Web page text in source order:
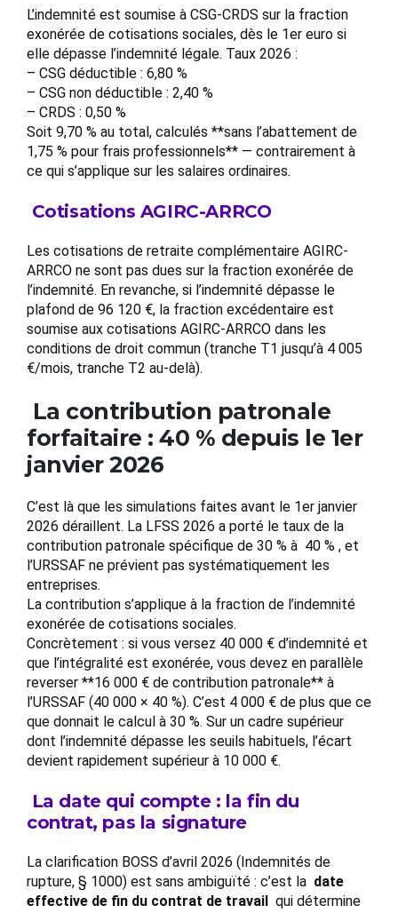
L’indemnité est soumise à CSG-CRDS sur la fraction
exonérée de cotisations sociales, dès le 1er euro si
elle dépasse l’indemnité légale. Taux 2026 :
– CSG déductible : 6,80 %
– CSG non déductible : 2,40 %
– CRDS : 0,50 %
Soit 9,70 % au total, calculés **sans l’abattement de
1,75 % pour frais professionnels** — contrairement à
ce qui s’applique sur les salaires ordinaires.
Cotisations AGIRC-ARRCO
Les cotisations de retraite complémentaire AGIRC-
ARRCO ne sont pas dues sur la fraction exonérée de
l’indemnité. En revanche, si l’indemnité dépasse le
plafond de 96 120 €, la fraction excédentaire est
soumise aux cotisations AGIRC-ARRCO dans les
conditions de droit commun (tranche T1 jusqu’à 4 005
€/mois, tranche T2 au-delà).
La contribution patronale
forfaitaire : 40 % depuis le 1er
janvier 2026
C’est là que les simulations faites avant le 1er janvier
2026 déraillent. La LFSS 2026 a porté le taux de la
contribution patronale spécifique de 30 % à 40 % , et
l’URSSAF ne prévient pas systématiquement les
entreprises.
La contribution s’applique à la fraction de l’indemnité
exonérée de cotisations sociales.
Concrètement : si vous versez 40 000 € d’indemnité et
que l’intégralité est exonérée, vous devez en parallèle
reverser **16 000 € de contribution patronale** à
l’URSSAF (40 000 × 40 %). C’est 4 000 € de plus que ce
que donnait le calcul à 30 %. Sur un cadre supérieur
dont l’indemnité dépasse les seuils habituels, l’écart
devient rapidement supérieur à 10 000 €.
La date qui compte : la fin du
contrat, pas la signature
La clarification BOSS d’avril 2026 (Indemnités de
rupture, § 1000) est sans ambiguïté : c’est la date
effective de fin du contrat de travail
qui détermine